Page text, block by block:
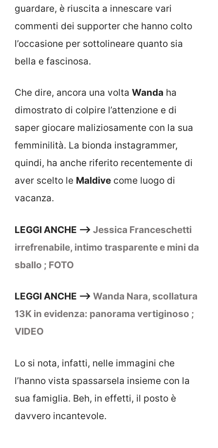
guardare, è riuscita a innescare vari
commenti dei supporter che hanno colto
l’occasione per sottolineare quanto sia
bella e fascinosa.
Che dire, ancora una volta Wanda ha
dimostrato di colpire l’attenzione e di
saper giocare maliziosamente con la sua
femminilità. La bionda instagrammer,
quindi, ha anche riferito recentemente di
aver scelto le Maldive come luogo di
vacanza.
LEGGI ANCHE –> Jessica Franceschetti
irrefrenabile, intimo trasparente e mini da
sballo ; FOTO
LEGGI ANCHE –> Wanda Nara, scollatura
13K in evidenza: panorama vertiginoso ;
VIDEO
Lo si nota, infatti, nelle immagini che
l’hanno vista spassarsela insieme con la
sua famiglia. Beh, in effetti, il posto è
davvero incantevole.